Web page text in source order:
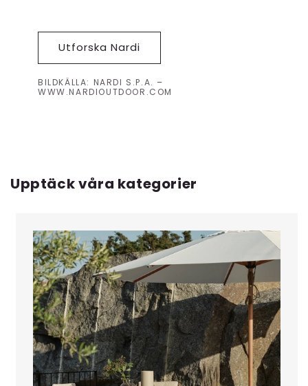
Utforska Nardi
BILDKÄLLA: NARDI S.P.A. –
WWW.NARDIOUTDOOR.COM
Upptäck våra kategorier